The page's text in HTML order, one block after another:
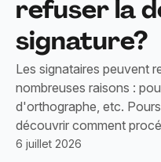
refuser la
signature?
Les signataires peuvent
nombreuses raisons :
d'orthographe, etc.
découvrir comment
6 juillet 2026